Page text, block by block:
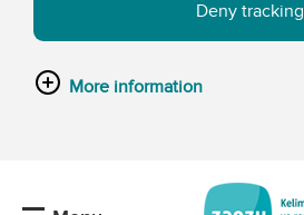
Deny tracking
More information